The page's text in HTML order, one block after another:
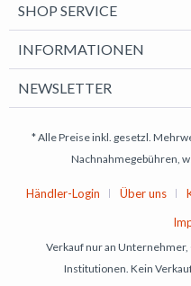
SHOP SERVICE
INFORMATIONEN
NEWSLETTER
* Alle Preise inkl. gesetzl.
Nachnahmegebühren,
Händler-Login Über uns
Verkauf nur an
Institutionen. Kein